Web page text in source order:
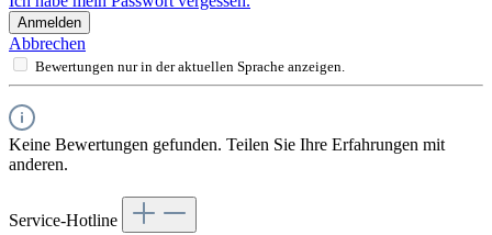
Anmelden
Abbrechen
Bewertungen nur in der aktuellen Sprache anzeigen.
Keine Bewertungen gefunden. Teilen Sie Ihre Erfahrungen mit
anderen.
Service-Hotline